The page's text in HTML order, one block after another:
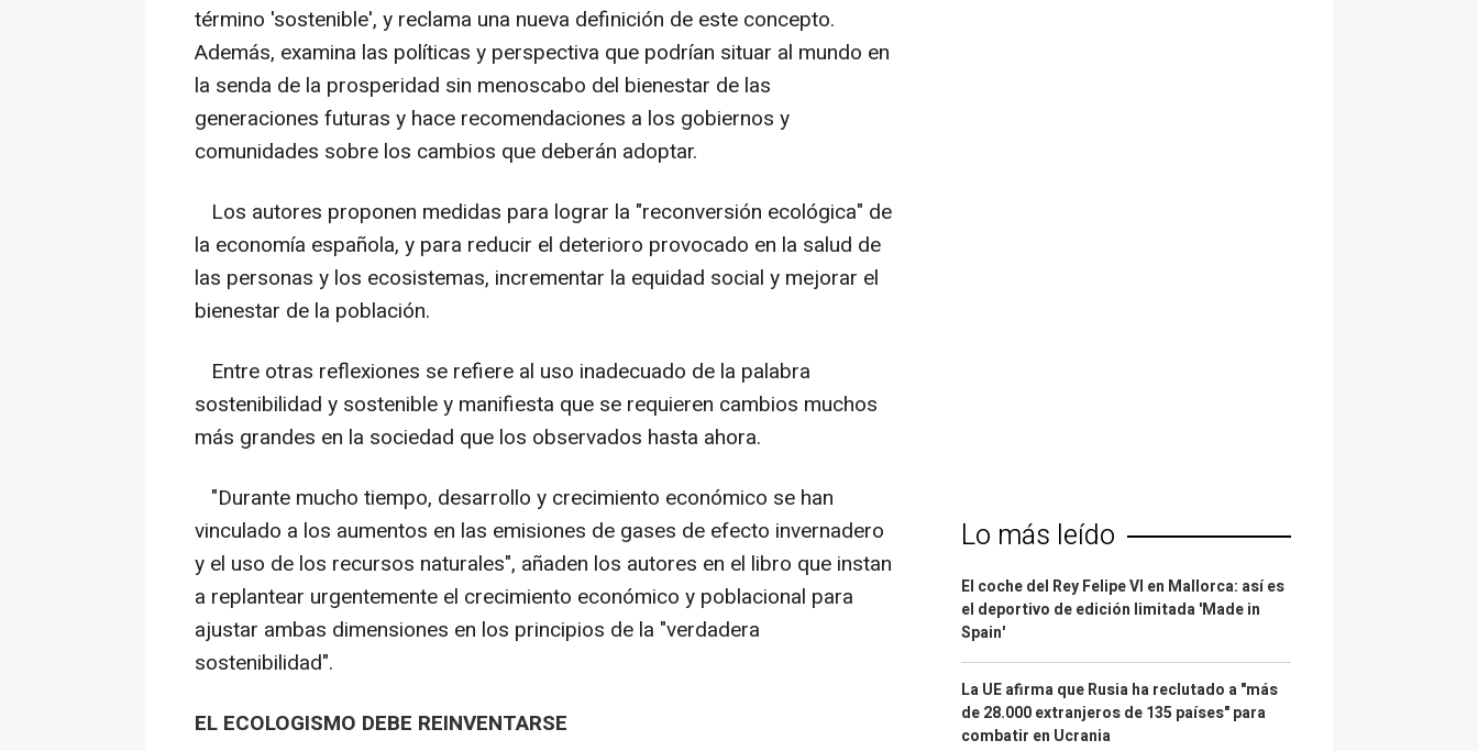
término 'sostenible', y reclama una nueva definición de este concepto.
Además, examina las políticas y perspectiva que podrían situar al mundo en
la senda de la prosperidad sin menoscabo del bienestar de las
generaciones futuras y hace recomendaciones a los gobiernos y
comunidades sobre los cambios que deberán adoptar.
Los autores proponen medidas para lograr la "reconversión ecológica" de
la economía española, y para reducir el deterioro provocado en la salud de
las personas y los ecosistemas, incrementar la equidad social y mejorar el
bienestar de la población.
Entre otras reflexiones se refiere al uso inadecuado de la palabra
sostenibilidad y sostenible y manifiesta que se requieren cambios muchos
más grandes en la sociedad que los observados hasta ahora.
"Durante mucho tiempo, desarrollo y crecimiento económico se han
vinculado a los aumentos en las emisiones de gases de efecto invernadero
y el uso de los recursos naturales", añaden los autores en el libro que instan
a replantear urgentemente el crecimiento económico y poblacional para
ajustar ambas dimensiones en los principios de la "verdadera
sostenibilidad".
EL ECOLOGISMO DEBE REINVENTARSE
Lo más leído
El coche del Rey Felipe VI en Mallorca: así es
el deportivo de edición limitada 'Made in
Spain'
La UE afirma que Rusia ha reclutado a "más
de 28.000 extranjeros de 135 países" para
combatir en Ucrania